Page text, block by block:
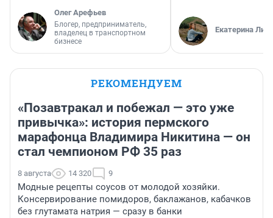
Олег Арефьев
Блогер, предприниматель,
владелец в транспортном
бизнесе
Екатерина
РЕКОМЕНДУЕМ
«Позавтракал и побежал — это уже
привычка»: история пермского
марафонца Владимира Никитина — он
стал чемпионом РФ 35 раз
8 августа 14 320 9
Модные рецепты соусов от молодой хозяйки.
Консервирование помидоров, баклажанов, кабачков
без глутамата натрия — сразу в банки